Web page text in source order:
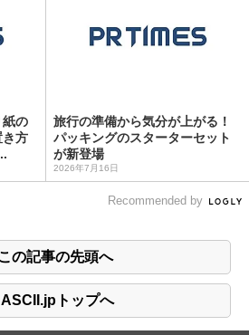
紙の
き方
旅行の準備から気分が上がる！
パッキングのスターターセット
が新登場
2026年7月16日
Recommended by
の記事の先頭へ
ASCII.jpトップへ